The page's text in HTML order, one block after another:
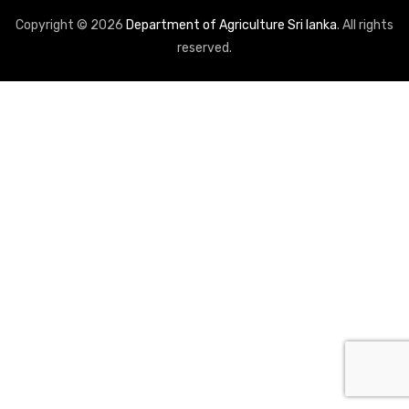
Copyright © 2026 Department of Agriculture Sri lanka. All rights
reserved.